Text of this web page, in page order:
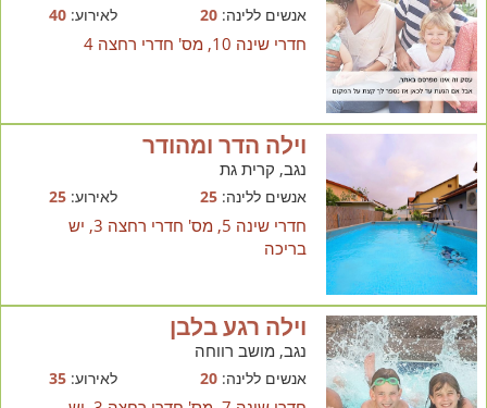
אנשים ללינה:20 לאירוע:40
חדרי שינה 10, מס' חדרי רחצה 4
וילה הדר ומהודר
נגב, קרית גת
אנשים ללינה:25 לאירוע:25
חדרי שינה 5, מס' חדרי רחצה 3, יש
בריכה
וילה רגע בלבן
נגב, מושב רווחה
אנשים ללינה:20 לאירוע:35